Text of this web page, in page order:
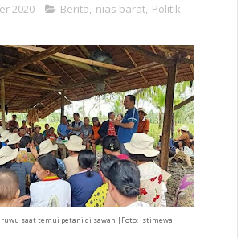
2020 Berita, nias barat, Politik
saat temui petani di sawah |Foto: istimewa